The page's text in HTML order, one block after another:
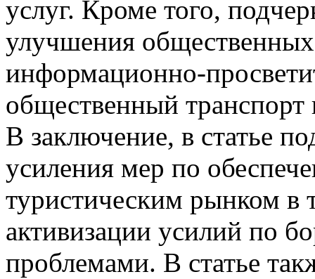
услуг. Кроме того,
улучшения
информационно-
общественный
В заключение, в статье
усиления мер по
туристическим рынком в
активизации усилий по
проблемами. В статье